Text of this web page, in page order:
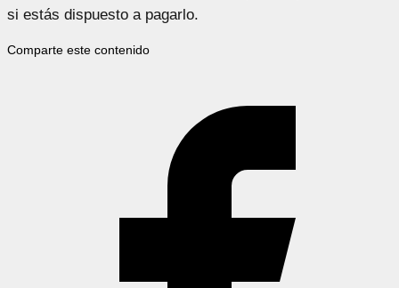
si estás dispuesto a pagarlo.
Comparte este contenido